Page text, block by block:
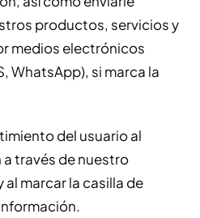
productos, servicios y
medios electrónicos
WhatsApp), si marca la
del usuario al
través de nuestro
marcar la casilla de